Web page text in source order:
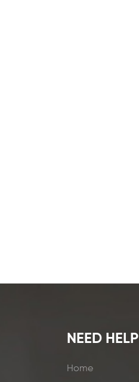
NEED HELP
Home